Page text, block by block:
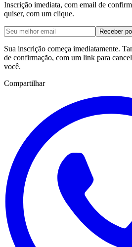
Inscrição imediata, com email de
quiser, com um clique.
Receber
Sua inscrição começa imediatamente.
de confirmação, com um link para
você.
Compartilhar